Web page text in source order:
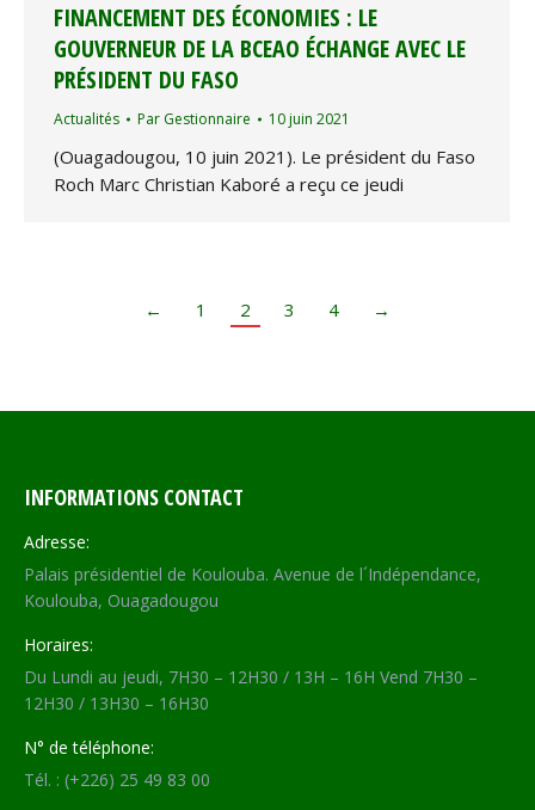
FINANCEMENT DES ÉCONOMIES : LE
GOUVERNEUR DE LA BCEAO ÉCHANGE AVEC LE
PRÉSIDENT DU FASO
Actualités Par Gestionnaire 10 juin 2021
(Ouagadougou, 10 juin 2021). Le président du Faso
Roch Marc Christian Kaboré a reçu ce jeudi
← 1 2 3 4 →
INFORMATIONS CONTACT
Adresse:
Palais présidentiel de Koulouba. Avenue de l´Indépendance,
Koulouba, Ouagadougou
Horaires:
Du Lundi au jeudi, 7H30 – 12H30 / 13H – 16H Vend 7H30 –
12H30 / 13H30 – 16H30
N° de téléphone:
Tél. : (+226) 25 49 83 00